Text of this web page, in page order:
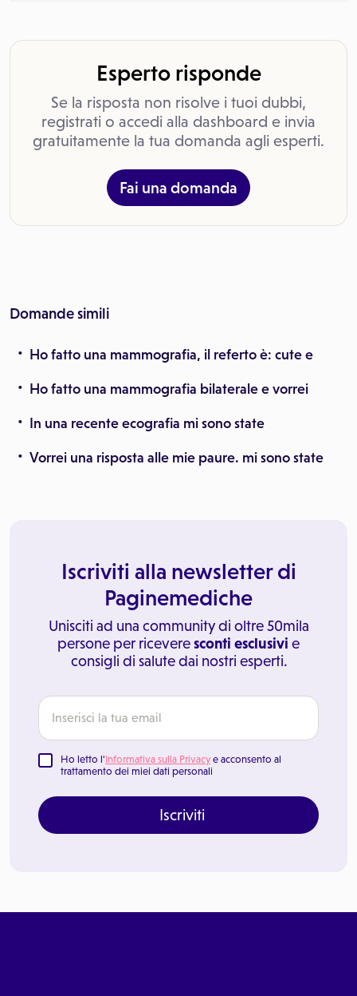
Esperto risponde
Se la risposta non risolve i tuoi dubbi,
registrati o accedi alla dashboard e invia
gratuitamente la tua domanda agli esperti.
Fai una domanda
Domande simili
Ho fatto una mammografia, il referto è: cute e
Ho fatto una mammografia bilaterale e vorrei
In una recente ecografia mi sono state
Vorrei una risposta alle mie paure. mi sono state
Iscriviti alla newsletter di
Paginemediche
Unisciti ad una community di oltre 50mila
persone per riceveresconti esclusivi e
consigli di salute dai nostri esperti.
Ho letto l'Informativa sulla Privacy e acconsento al
trattamento dei miei dati personali
Iscriviti